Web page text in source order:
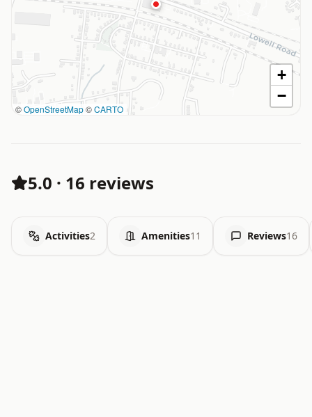
©OpenStreetMap©CARTO
+
−
5.0 · 16 reviews
Activities2 Amenities11 Reviews16